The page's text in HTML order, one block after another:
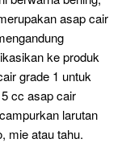
asap cair
ke produk
grade 1 untuk
cc asap cair
larutan
mie atau tahu.